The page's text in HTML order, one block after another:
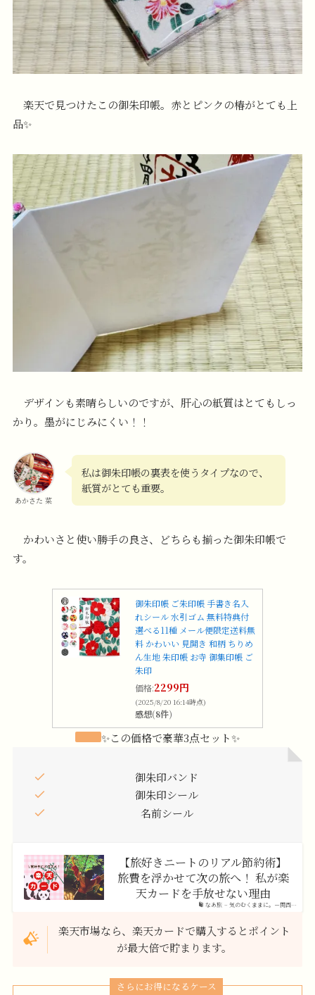
楽天で見つけたこの御朱印帳。赤とピンクの椿がとても上
品✨
デザインも素晴らしいのですが、肝心の紙質はとてもしっ
かり。墨がにじみにくい！！
あかさた 菜
私は御朱印帳の裏表を使うタイプなので、
紙質がとても重要。
かわいさと使い勝手の良さ、どちらも揃った御朱印帳で
す。
御朱印帳 ご朱印帳 手書き名入
れシール 水引ゴム 無料特典付
選べる11種 メール便限定送料無
料 かわいい 見開き 和柄 ちりめ
ん生地 朱印帳 お寺 御集印帳 ご
朱印
価格:2299円
(2025/8/20 16:14時点)
感想(8件)
✨この価格で豪華3点セット✨
御朱印バンド
御朱印シール
名前シール
なあ旅 – 気のむくままに。－関西…
【旅好きニートのリアル節約術】
旅費を浮かせて次の旅へ！ 私が楽
天カードを手放せない理由
楽天市場なら、楽天カードで購入するとポイント
が最大倍で貯まります。
さらにお得になるケース